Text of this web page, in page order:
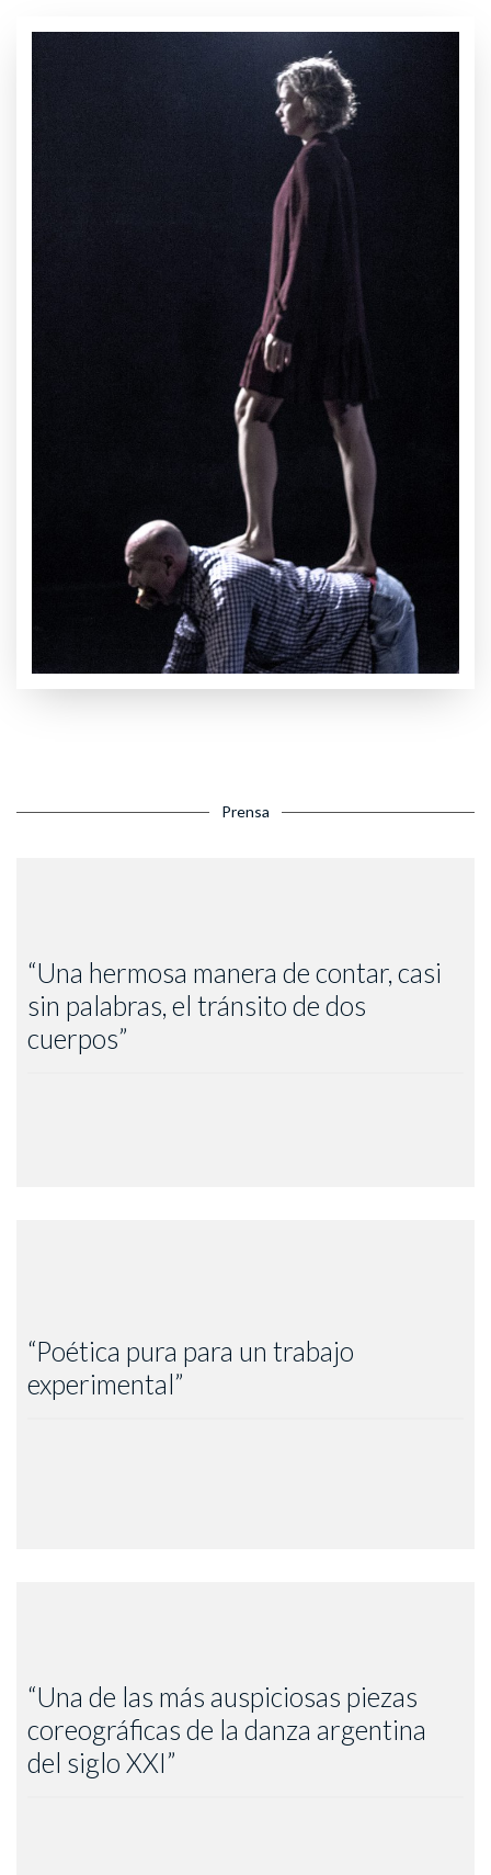
Prensa
“Una hermosa manera de contar, casi
sin palabras, el tránsito de dos
cuerpos”
Melina Martire – LOUD Teatro, 2017. Anatomía de una
“Poética pura para un trabajo
experimental”
Alejandro Cruz – La Nación 2017. Performance junto a Leon
“Una de las más auspiciosas piezas
coreográficas de la danza argentina
del siglo XXI”
Valerio Cesio – Revista Dans, México, 2005. Un monstruo y